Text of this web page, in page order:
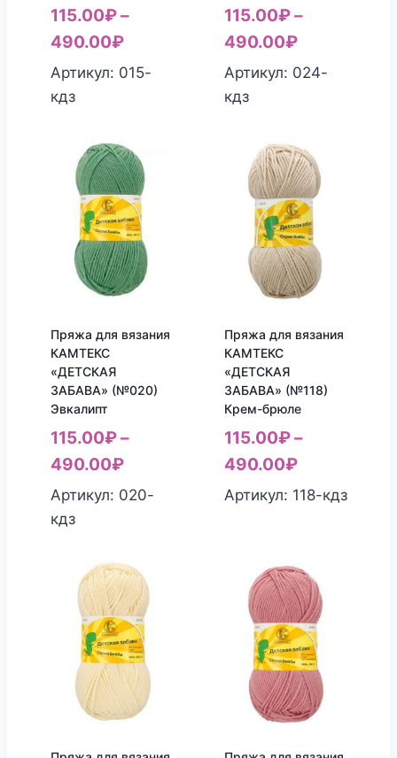
115.00₽–
490.00₽
Артикул: 015-
кдз
115.00₽–
490.00₽
Артикул: 024-
кдз
Пряжа для вязания
КАМТЕКС
«ДЕТСКАЯ
ЗАБАВА» (№020)
Эвкалипт
115.00₽–
490.00₽
Артикул: 020-
кдз
Пряжа для вязания
КАМТЕКС
«ДЕТСКАЯ
ЗАБАВА» (№118)
Крем-брюле
115.00₽–
490.00₽
Артикул: 118-кдз